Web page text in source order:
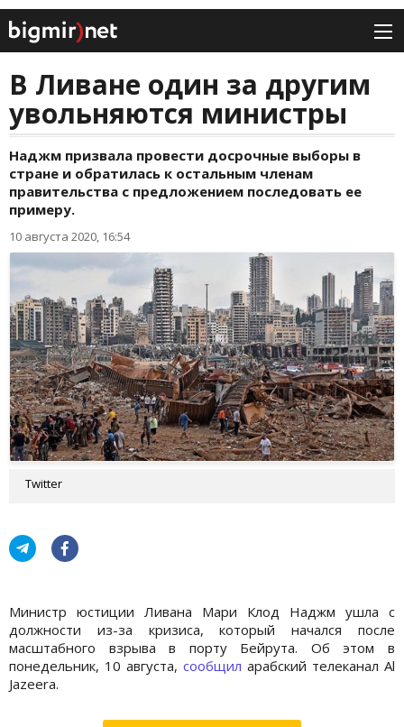
В Ливане один за другим
увольняются министры
Наджм призвала провести досрочные выборы в
стране и обратилась к остальным членам
правительства с предложением последовать ее
примеру.
10 августа 2020, 16:54
Twitter
Министр юстиции Ливана Мари Клод Наджм ушла с
должности из-за кризиса, который начался после
масштабного взрыва в порту Бейрута. Об этом в
понедельник, 10 августа, сообщил арабский телеканал Al
Jazeera.